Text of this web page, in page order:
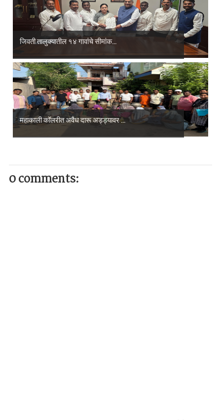
जिवती तालुक्यातील १४ गावांचे सीमांक...
महाकाली कॉलरीत अवैध दारू अड्ड्यावर ...
0 comments: